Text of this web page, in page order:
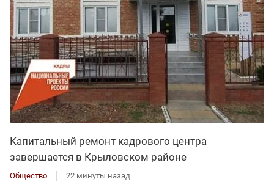
Капитальный ремонт кадрового центра
завершается в Крыловском районе
Общество 22 минуты назад